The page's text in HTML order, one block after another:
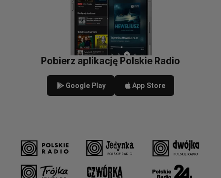
Pobierz aplikację Polskie Radio
Google Play App Store